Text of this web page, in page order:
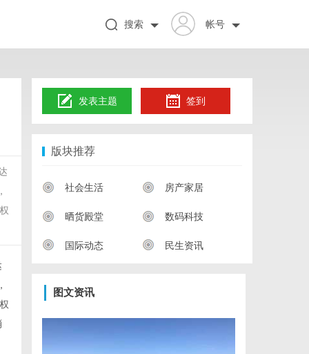
帐号
搜索
发表主题 签到
版块推荐
社会生活 房产家居
晒货殿堂 数码科技
国际动态 民生资讯
图文资讯